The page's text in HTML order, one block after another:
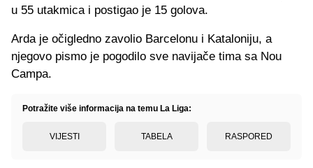
u 55 utakmica i postigao je 15 golova.
Arda je očigledno zavolio Barcelonu i Kataloniju, a
njegovo pismo je pogodilo sve navijače tima sa Nou
Campa.
Potražite više informacija na temu La Liga:
VIJESTI TABELA RASPORED